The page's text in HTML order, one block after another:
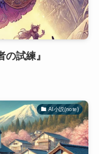
試練』
AI小説(note)